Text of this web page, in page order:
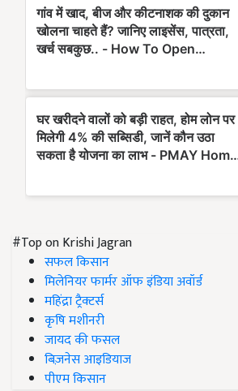
#Top on Krishi Jagran
सफल किसान
मिलेनियर फार्मर ऑफ इंडिया अवॉर्ड
महिंद्रा ट्रैक्टर्स
कृषि मशीनरी
जायद की फसल
बिज़नेस आइडियाज
पीएम किसान